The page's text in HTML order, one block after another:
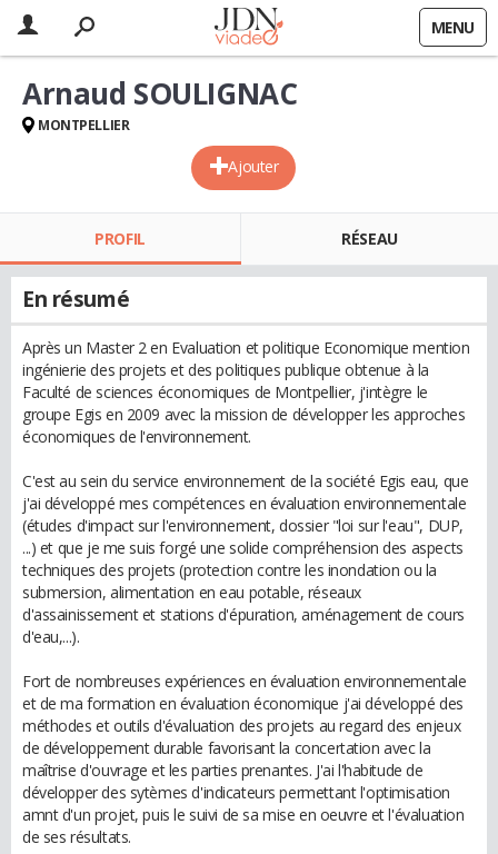
MENU
Ajouter
Arnaud SOULIGNAC
MONTPELLIER
PROFIL RÉSEAU
En résumé
Après un Master 2 en Evaluation et politique Economique mention
ingénierie des projets et des politiques publique obtenue à la
Faculté de sciences économiques de Montpellier, j'intègre le
groupe Egis en 2009 avec la mission de développer les approches
économiques de l'environnement.
C'est au sein du service environnement de la société Egis eau, que
j'ai développé mes compétences en évaluation environnementale
(études d'impact sur l'environnement, dossier "loi sur l'eau", DUP,
...) et que je me suis forgé une solide compréhension des aspects
techniques des projets (protection contre les inondation ou la
submersion, alimentation en eau potable, réseaux
d'assainissement et stations d'épuration, aménagement de cours
d'eau,...).
Fort de nombreuses expériences en évaluation environnementale
et de ma formation en évaluation économique j'ai développé des
méthodes et outils d'évaluation des projets au regard des enjeux
de développement durable favorisant la concertation avec la
maîtrise d'ouvrage et les parties prenantes. J'ai l'habitude de
développer des sytèmes d'indicateurs permettant l'optimisation
amnt d'un projet, puis le suivi de sa mise en oeuvre et l'évaluation
de ses résultats.